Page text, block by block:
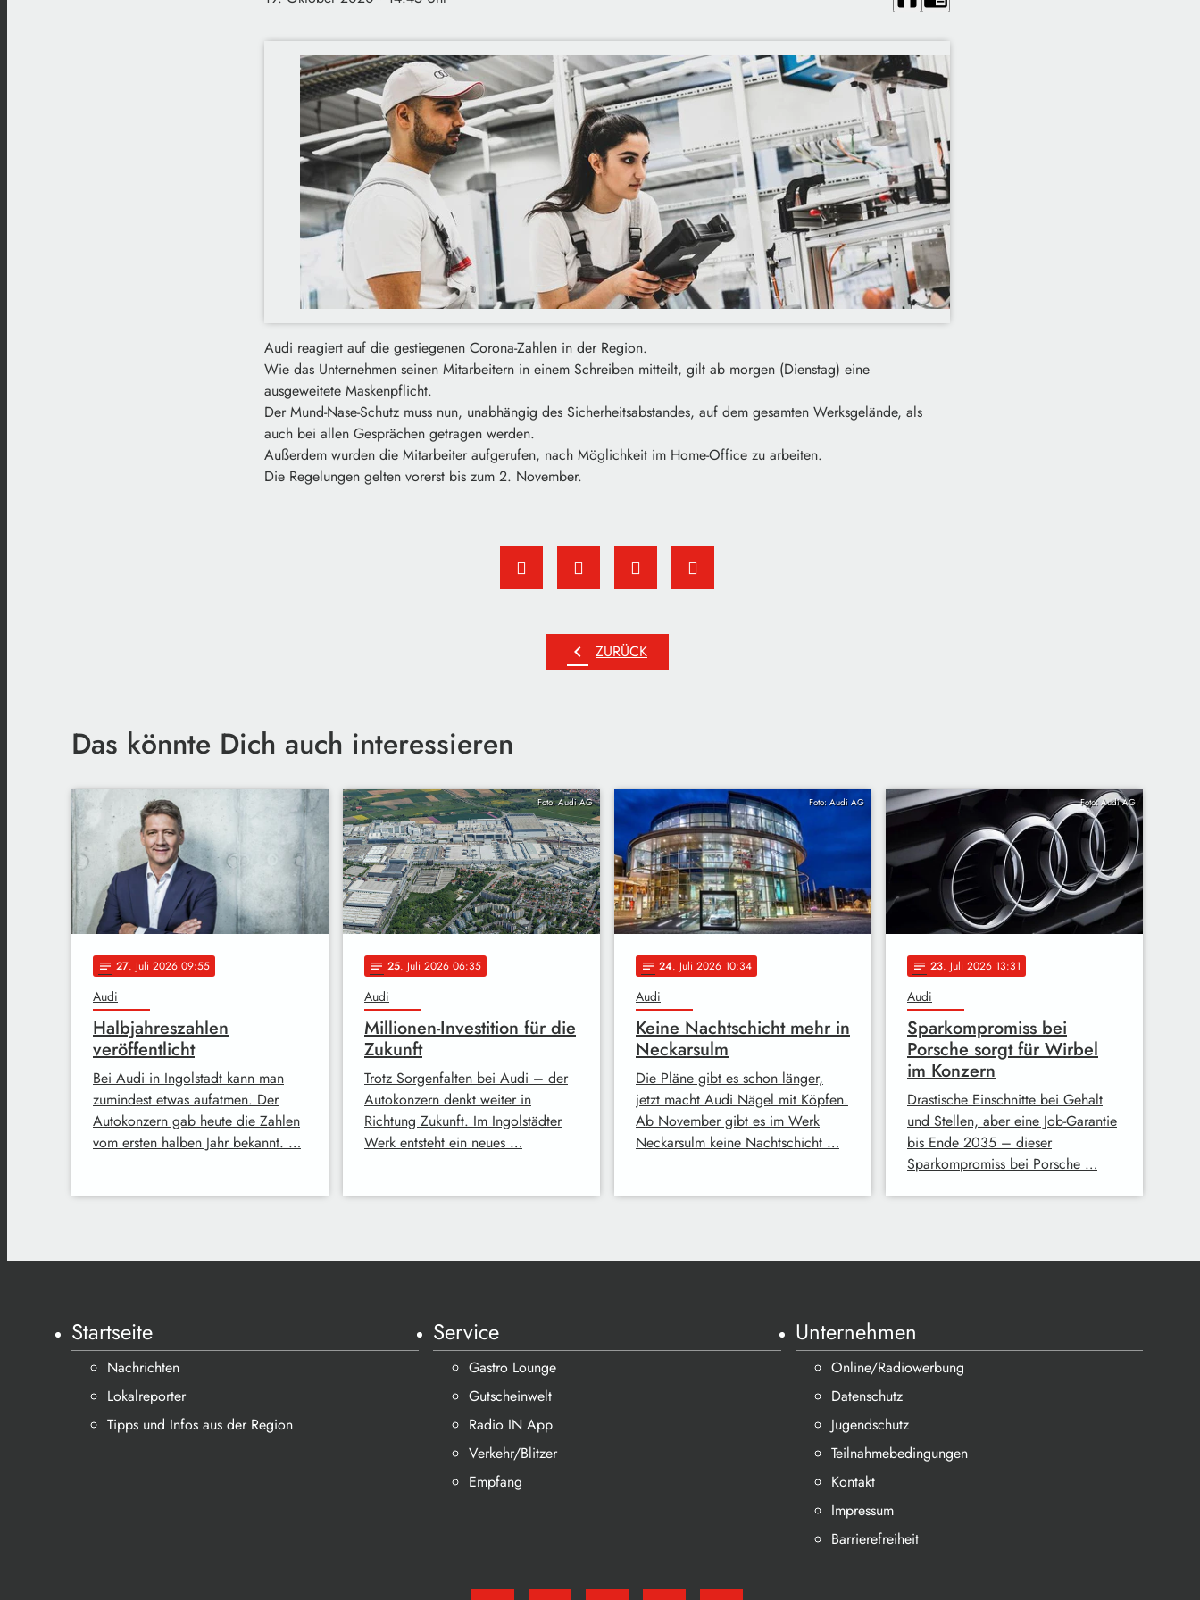
Audi reagiert auf die gestiegenen Corona-Zahlen in der Region.
Wie das Unternehmen seinen Mitarbeitern in einem Schreiben mitteilt, gilt ab morgen (Dienstag) eine
ausgeweitete Maskenpflicht.
Der Mund-Nase-Schutz muss nun, unabhängig des Sicherheitsabstandes, auf dem gesamten Werksgelände, als
auch bei allen Gesprächen getragen werden.
Außerdem wurden die Mitarbeiter aufgerufen, nach Möglichkeit im Home-Office zu arbeiten.
Die Regelungen gelten vorerst bis zum 2. November.
chevron_left ZURÜCK
Das könnte Dich auch interessieren
notes 27. Juli 2026 09:55
Audi
Halbjahreszahlen
veröffentlicht
Bei Audi in Ingolstadt kann man
zumindest etwas aufatmen. Der
Autokonzern gab heute die Zahlen
vom ersten halben Jahr bekannt. …
Foto: Audi AG
notes 25. Juli 2026 06:35
Audi
Millionen-Investition für die
Zukunft
Trotz Sorgenfalten bei Audi – der
Autokonzern denkt weiter in
Richtung Zukunft. Im Ingolstädter
Werk entsteht ein neues …
Foto: Audi AG
notes 24. Juli 2026 10:34
Audi
Keine Nachtschicht mehr in
Neckarsulm
Die Pläne gibt es schon länger,
jetzt macht Audi Nägel mit Köpfen.
Ab November gibt es im Werk
Neckarsulm keine Nachtschicht …
Foto: Audi AG
notes 23. Juli 2026 13:31
Audi
Sparkompromiss bei
Porsche sorgt für Wirbel
im Konzern
Drastische Einschnitte bei Gehalt
und Stellen, aber eine Job-Garantie
bis Ende 2035 – dieser
Sparkompromiss bei Porsche …
Startseite
Nachrichten
Lokalreporter
Tipps und Infos aus der Region
Service
Gastro Lounge
Gutscheinwelt
Radio IN App
Verkehr/Blitzer
Empfang
Unternehmen
Online/Radiowerbung
Datenschutz
Jugendschutz
Teilnahmebedingungen
Kontakt
Impressum
Barrierefreiheit